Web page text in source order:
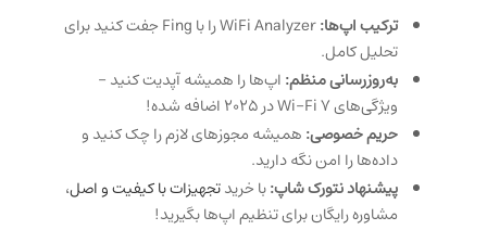
ترکیب اپ‌ها:
WiFi Analyzer را با Fing جفت کنید برای
تحلیل کامل.
به‌روزرسانی منظم: اپ‌ها را همیشه آپدیت کنید –
ویژگی‌های Wi-Fi 7 در ۲۰۲۵ اضافه شده!
حریم خصوصی: همیشه مجوزهای لازم را چک کنید و
داده‌ها را امن نگه دارید.
پیشنهاد نتورک شاپ:با خریدتجهیزات با کیفیت و اصل،
مشاوره رایگان برای تنظیم اپ‌ها بگیرید!